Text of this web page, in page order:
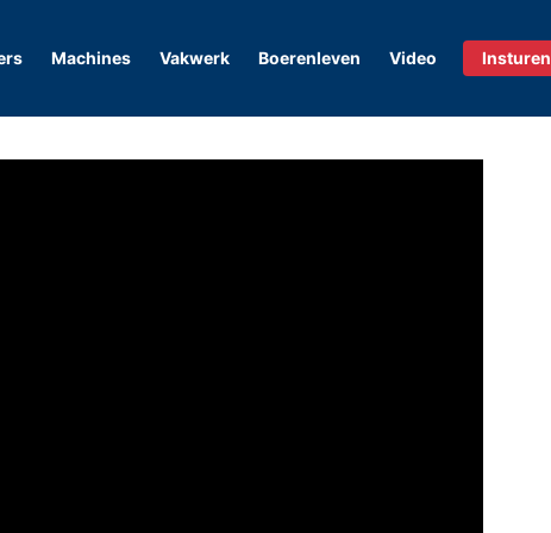
Machines Vakwerk Boerenleven Video Insturen